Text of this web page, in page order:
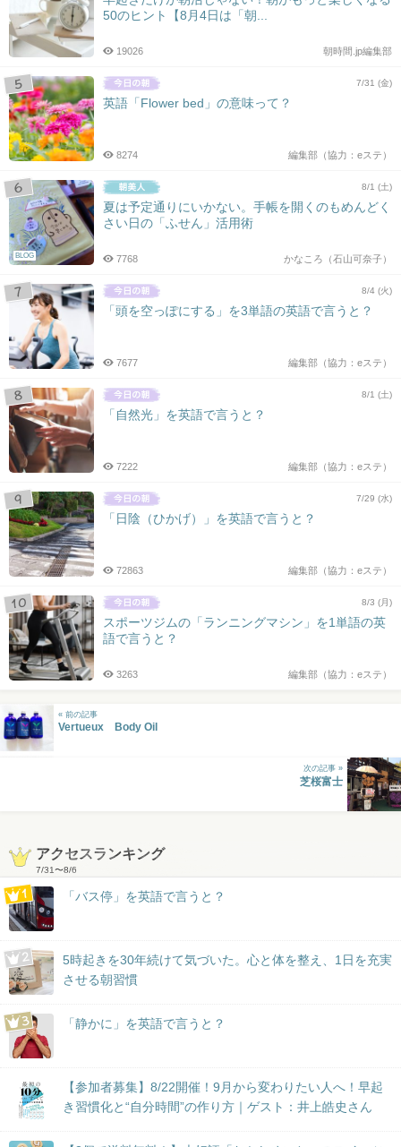
50のヒント【8月4日は「朝...
朝時間.jp編集部
19026
7/31 (金)
英語「Flower bed」の意味って？
編集部（協力：eステ）
8274
BLOG
8/1 (土)
夏は予定通りにいかない。手帳を開くのもめんどく
さい日の「ふせん」活用術
かなころ（石山可奈子）
7768
8/4 (火)
「頭を空っぽにする」を3単語の英語で言うと？
編集部（協力：eステ）
7677
8/1 (土)
「自然光」を英語で言うと？
編集部（協力：eステ）
7222
7/29 (水)
「日陰（ひかげ）」を英語で言うと？
編集部（協力：eステ）
72863
8/3 (月)
スポーツジムの「ランニングマシン」を1単語の英
語で言うと？
編集部（協力：eステ）
3263
« 前の記事
Vertueux Body Oil
次の記事 »
芝桜富士
アクセスランキング
7/31〜8/6
「バス停」を英語で言うと？
5時起きを30年続けて気づいた。心と体を整え、1日を充実
させる朝習慣
「静かに」を英語で言うと？
【参加者募集】8/22開催！9月から変わりたい人へ！早起
き習慣化と“自分時間”の作り方｜ゲスト：井上皓史さん